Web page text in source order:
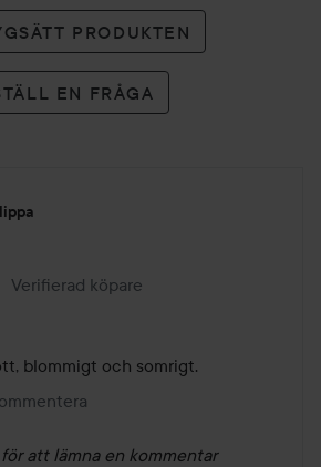
PRODUKTEN
EN FRÅGA
skapades 2 år
Verifierad köpare
blommigt och somrigt.
för att lämna en kommentar